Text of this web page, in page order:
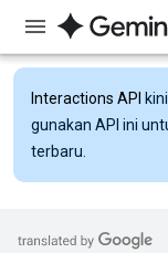
Interactions API
gunakan API ini
terbaru.